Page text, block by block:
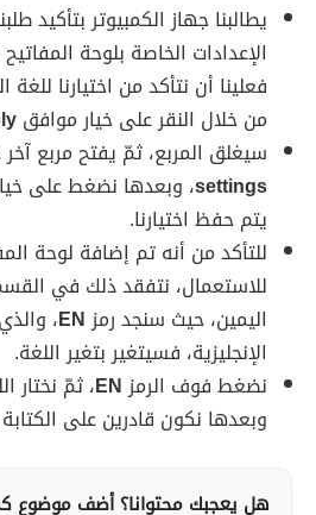
يطالبنا جهاز الكمبيوتر بتأكيد
الإعدادات الخاصة بلوحة
فعلينا أن نتأكد من اختيارنا
من خلال النقر على خيار موافق
سيغلق المربع، ثمّ يفتح مربع
settings، وبعدها نضغط على
يتم حفظ اختيارنا.
للتأكد من أنه تم إضافة لوحة
للاستعمال، نتفقد ذلك في
اليمين، حيث سنجد رمزEN،
الإنجليزية، فسيتغير بتغير اللغة.
نضغط فوف الرمزEN، ثمّ نختار
وبعدها نكون قادرين على
هل يعجبك محتوانا؟ أضف موضوع